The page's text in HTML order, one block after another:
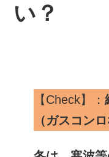
い？
【Check】：
（ガスコン